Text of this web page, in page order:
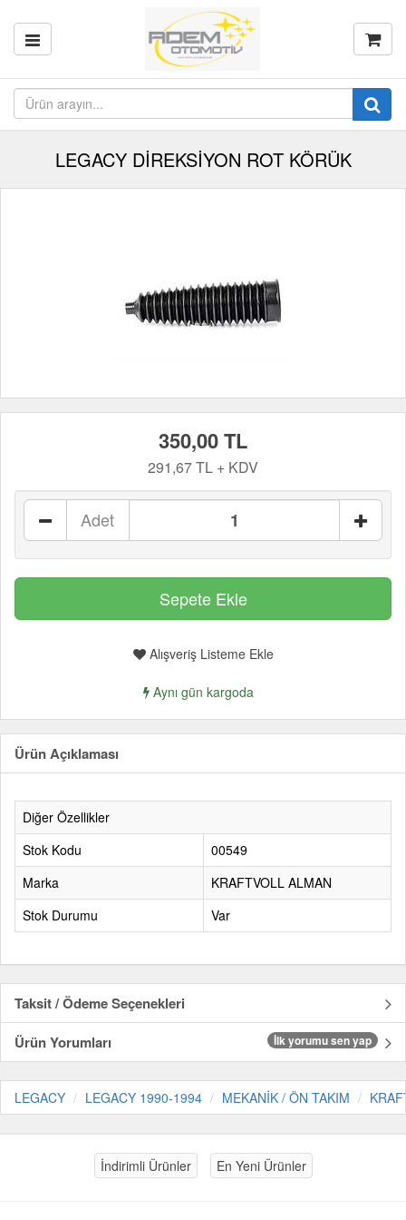
LEGACY DİREKSİYON ROT KÖRÜK
350,00 TL
291,67 TL + KDV
Adet
Alışveriş Listeme Ekle
Aynı gün kargoda
Ürün Açıklaması
Diğer Özellikler
Stok Kodu
00549
Marka
KRAFTVOLL ALMAN
Stok Durumu
Var
Taksit / Ödeme Seçenekleri
Ürün Yorumları
İlk yorumu sen yap
LEGACY LEGACY 1990-1994 MEKANİK / ÖN TAKIM
İndirimli Ürünler En Yeni Ürünler